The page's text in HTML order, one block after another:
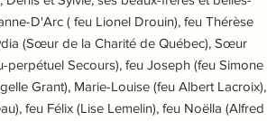
D'Arc ( feu Lionel Drouin), feu Thérèse
(Sœur de la Charité de Québec), Sœur
Secours), feu Joseph (feu Simone
Grant), Marie-Louise (feu Albert Lacroix),
feu Félix (Lise Lemelin), feu Noëlla (Alfred